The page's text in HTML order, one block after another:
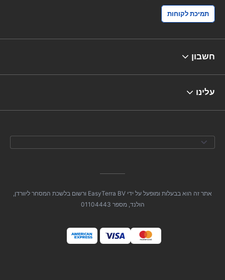
תמיכת לקוחות
חשבון
עלינו
אתר זה הוא בבעלות ומופעל על ידי EasyTerra BV ורשום בלשכת המסחר ליוורדן,
הולנד, מספר 01104443